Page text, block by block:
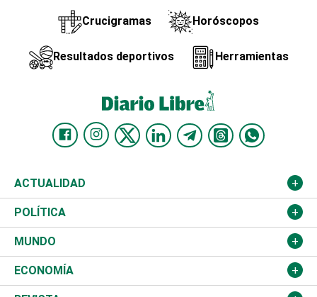
Crucigramas Horóscopos
Resultados deportivos Herramientas
ACTUALIDAD
Nacional
Ciudad
Educación
POLÍTICA
Partidos
JCE
MUNDO
Estados Unidos
ECONOMÍA